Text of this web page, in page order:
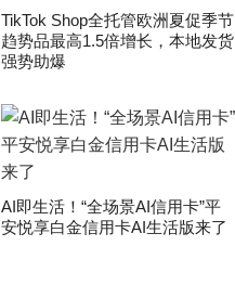
TikTok Shop全托管欧洲夏促季节
趋势品最高1.5倍增长，本地发货
强势助爆
AI即生活！“全场景AI信用卡”平
安悦享白金信用卡AI生活版来了